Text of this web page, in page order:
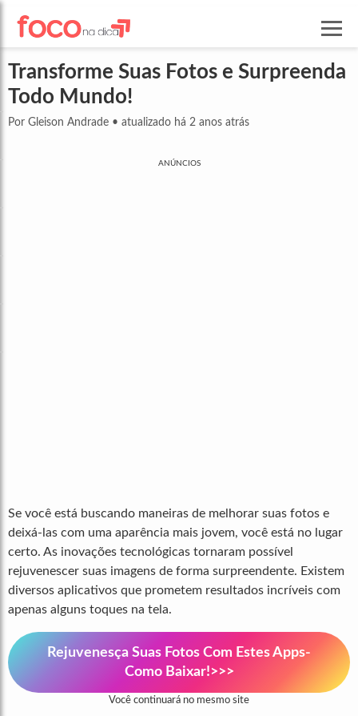
Transforme Suas Fotos e Surpreenda
Todo Mundo!
Por Gleison Andrade • atualizado há 2 anos atrás
ANÚNCIOS
Se você está buscando maneiras de melhorar suas fotos e
deixá-las com uma aparência mais jovem, você está no lugar
certo. As inovações tecnológicas tornaram possível
rejuvenescer suas imagens de forma surpreendente. Existem
diversos aplicativos que prometem resultados incríveis com
apenas alguns toques na tela.
Rejuvenesça Suas Fotos Com Estes Apps-
Como Baixar!>>>
Você continuará no mesmo site